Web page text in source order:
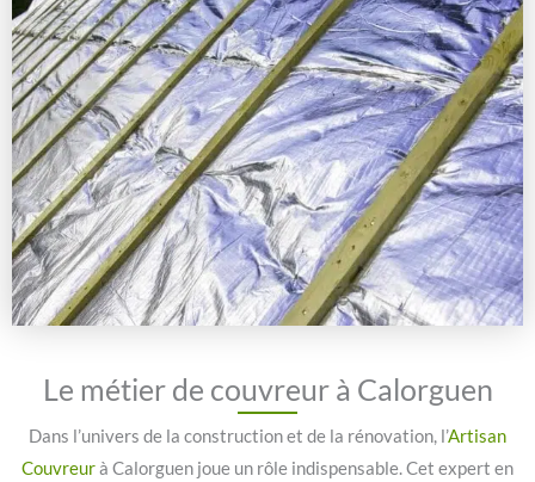
Le métier de couvreur à Calorguen
Dans l’univers de la construction et de la rénovation, l’Artisan
Couvreurà Calorguen joue un rôle indispensable. Cet expert en